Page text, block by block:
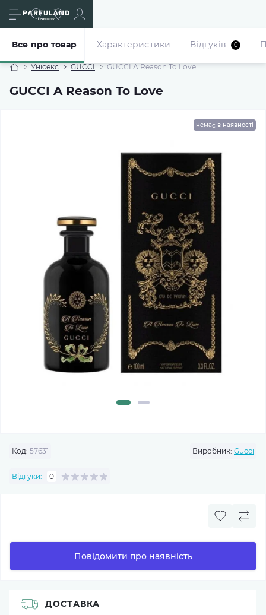
Унісекс GUCCI GUCCI A Reason To Love
GUCCI A Reason To Love
Все про товар Характеристики Відгуків 0
немає в наявності
Код: 57631 Виробник: Gucci
Відгуки: 0
Повідомити про наявність
ДОСТАВКА